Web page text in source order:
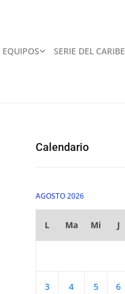
EQUIPOS SERIE DEL CARIBE
Calendario
AGOSTO 2026
L Ma Mi J
3 4 5 6